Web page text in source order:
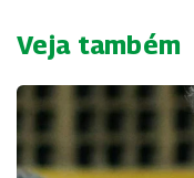
Veja também